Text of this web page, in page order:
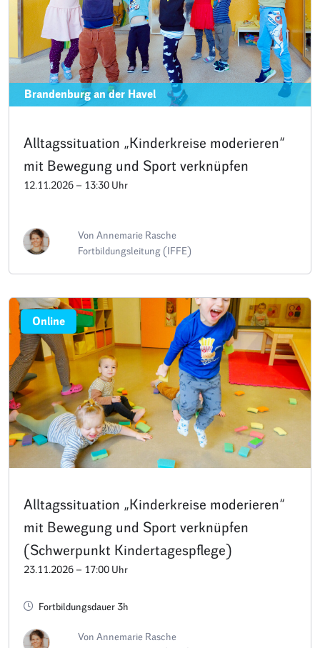
Brandenburg an der Havel
Alltagssituation „Kinderkreise moderieren“
mit Bewegung und Sport verknüpfen
12.11.2026 – 13:30 Uhr
Von Annemarie Rasche
Fortbildungsleitung (IFFE)
Online
Alltagssituation „Kinderkreise moderieren“
mit Bewegung und Sport verknüpfen
(Schwerpunkt Kindertagespflege)
23.11.2026 – 17:00 Uhr
Fortbildungsdauer 3h
Von Annemarie Rasche